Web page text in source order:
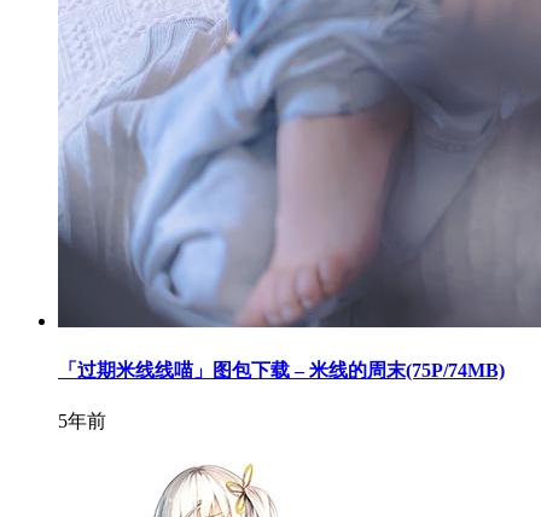
「过期米线线喵」图包下载 – 米线的周末(75P/74MB)
5年前